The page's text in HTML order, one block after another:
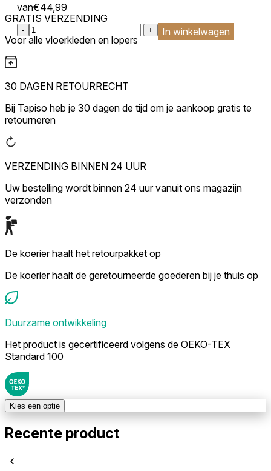
van€44,99
:product_name quantity
- + In winkelwagen
GRATIS VERZENDING
Voor alle vloerkleden en lopers
30 DAGEN RETOURRECHT
Bij Tapiso heb je 30 dagen de tijd om je aankoop gratis te
retourneren
VERZENDING BINNEN 24 UUR
Uw bestelling wordt binnen 24 uur vanuit ons magazijn
verzonden
De koerier haalt het retourpakket op
De koerier haalt de geretourneerde goederen bij je thuis op
Duurzame ontwikkeling
Het product is gecertificeerd volgens de OEKO-TEX
Standard 100
Kies een optie
Recente product